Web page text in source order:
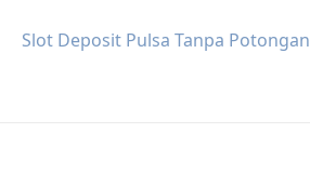
Slot Deposit Pulsa Tanpa Potongan